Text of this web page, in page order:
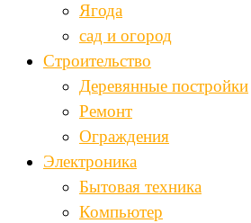
Ягода
сад и огород
Строительство
Деревянные постройки
Ремонт
Ограждения
Электроника
Бытовая техника
Компьютер